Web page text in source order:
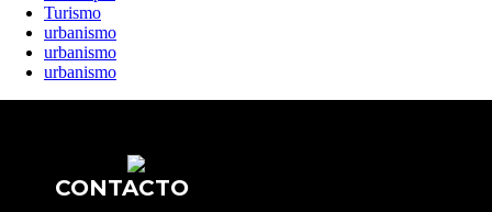
Turismo
urbanismo
urbanismo
urbanismo
CONTACTO